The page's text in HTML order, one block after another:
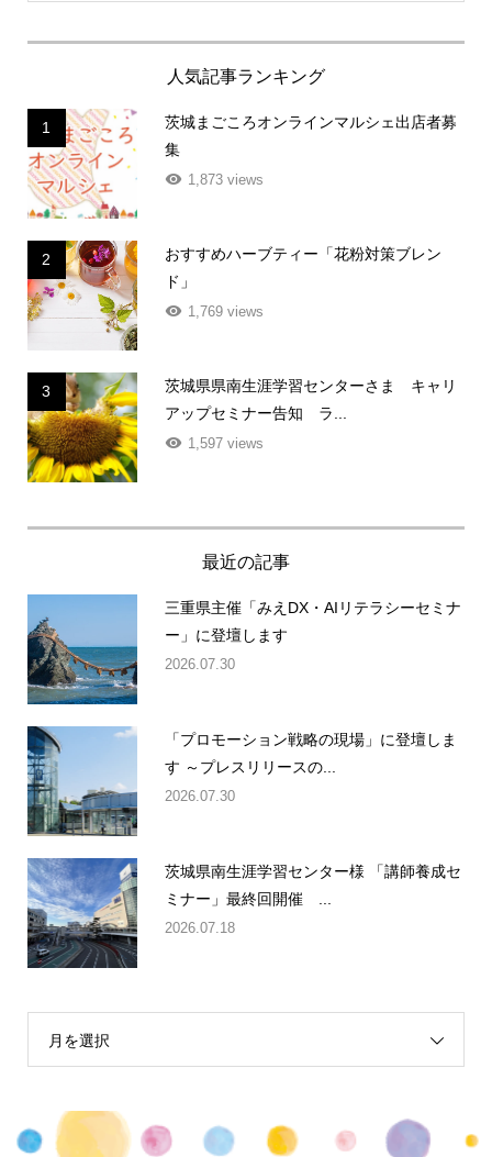
人気記事ランキング
1
茨城まごころオンラインマルシェ出店者募
集
1,873 views
2
おすすめハーブティー「花粉対策ブレン
ド」
1,769 views
3
茨城県県南生涯学習センターさま キャリ
アップセミナー告知 ラ...
1,597 views
最近の記事
三重県主催「みえDX・AIリテラシーセミナ
ー」に登壇します
2026.07.30
「プロモーション戦略の現場」に登壇しま
す ～プレスリリースの...
2026.07.30
茨城県南生涯学習センター様 「講師養成セ
ミナー」最終回開催 ...
2026.07.18
月を選択